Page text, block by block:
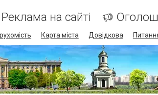
Реклама на сайті
Карта міста Довідкова